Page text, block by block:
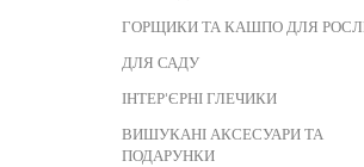
ГОРЩИКИ ТА КАШПО ДЛЯ
ДЛЯ САДУ
ІНТЕР'ЄРНІ ГЛЕЧИКИ
ВИШУКАНІ АКСЕСУАРИ ТА
ПОДАРУНКИ